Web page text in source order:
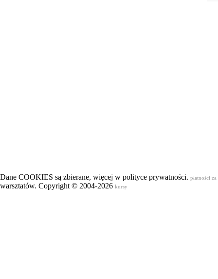
Dane COOKIES są zbierane, więcej w polityce prywatności. płatności
warsztatów. Copyright © 2004-2026 kursy